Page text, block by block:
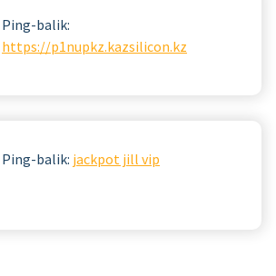
Ping-balik:
https://p1nupkz.kazsilicon.kz
Ping-balik: jackpot jill vip